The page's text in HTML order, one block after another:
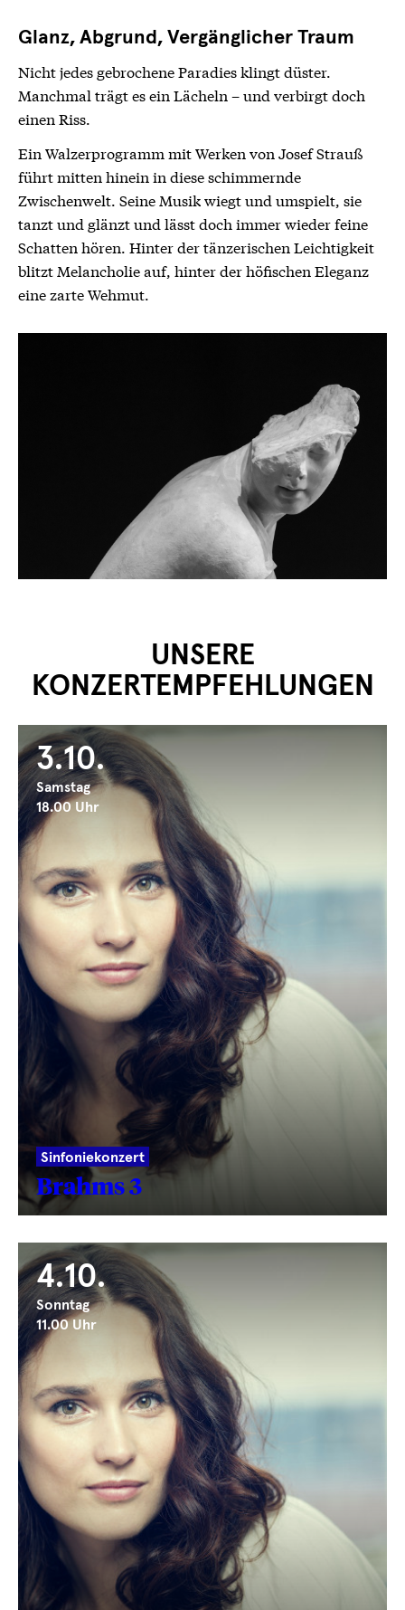
Glanz, Abgrund, Vergänglicher Traum
Nicht jedes gebrochene Paradies klingt düster.
Manchmal trägt es ein Lächeln – und verbirgt doch
einen Riss.
Ein Walzerprogramm mit Werken von Josef Strauß
führt mitten hinein in diese schimmernde
Zwischenwelt. Seine Musik wiegt und umspielt, sie
tanzt und glänzt und lässt doch immer wieder feine
Schatten hören. Hinter der tänzerischen Leichtigkeit
blitzt Melancholie auf, hinter der höfischen Eleganz
eine zarte Wehmut.
UNSERE
KONZERTEMPFEHLUNGEN
3.10.
Samstag
18.00 Uhr
Sinfoniekonzert
Brahms 3
4.10.
Sonntag
11.00 Uhr